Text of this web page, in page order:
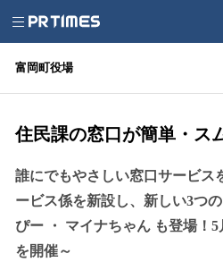
富岡町役場
住民課の窓口が簡単・ス
誰にでもやさしい窓口サービス
ービス係を新設し、新しい3つ
ぴー ・ マイナちゃん も登場！
を開催～